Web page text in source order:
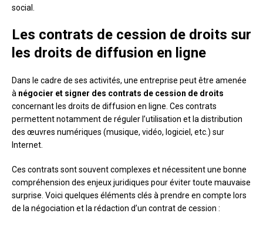
social.
Les contrats de cession de droits sur
les droits de diffusion en ligne
Dans le cadre de ses activités, une entreprise peut être amenée
à négocier et signer des contrats de cession de droits
concernant les droits de diffusion en ligne. Ces contrats
permettent notamment de réguler l’utilisation et la distribution
des œuvres numériques (musique, vidéo, logiciel, etc.) sur
Internet.
Ces contrats sont souvent complexes et nécessitent une bonne
compréhension des enjeux juridiques pour éviter toute mauvaise
surprise. Voici quelques éléments clés à prendre en compte lors
de la négociation et la rédaction d’un contrat de cession :